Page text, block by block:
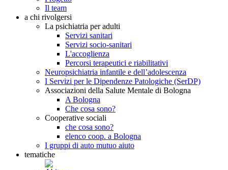
Il team
a chi rivolgersi
La psichiatria per adulti
Servizi sanitari
Servizi socio-sanitari
L'accoglienza
Percorsi terapeutici e riabilitativi
Neuropsichiatria infantile e dell’adolescenza
I Servizi per le Dipendenze Patologiche (SerDP)
Associazioni della Salute Mentale di Bologna
A Bologna
Che cosa sono?
Cooperative sociali
che cosa sono?
elenco coop. a Bologna
I gruppi di auto mutuo aiuto
tematiche